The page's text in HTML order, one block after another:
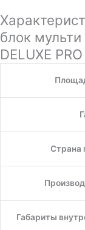
блок
DELUXE
Страна
Габариты